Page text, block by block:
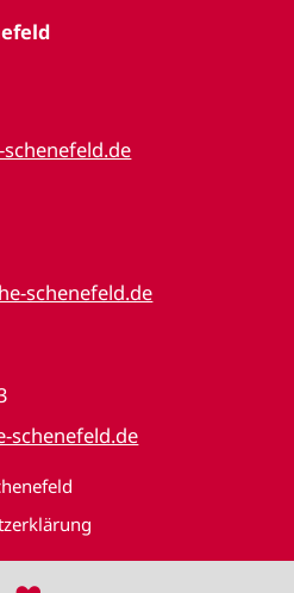
schenefeld.de
schenefeld.de